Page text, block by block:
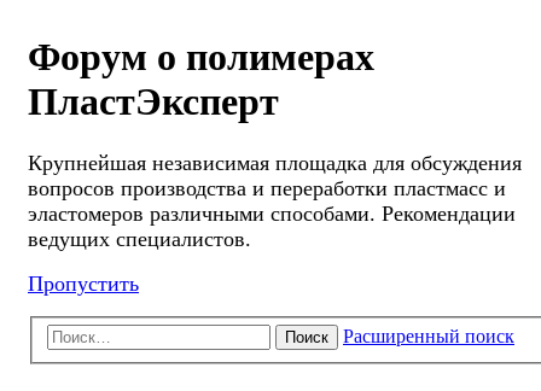
Форум о полимерах
ПластЭксперт
Крупнейшая независимая площадка для обсуждения
вопросов производства и переработки пластмасс и
эластомеров различными способами. Рекомендации
ведущих специалистов.
Пропустить
Поиск Расширенный поиск